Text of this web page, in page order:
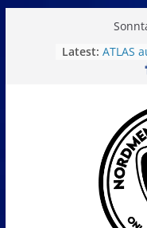
Latest: ATLAS
Oelde
Metal
FEED
I
Tour